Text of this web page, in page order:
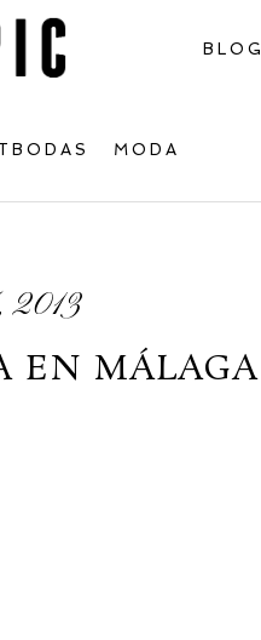
BLOG
MODA
2013
EN MÁLAGA